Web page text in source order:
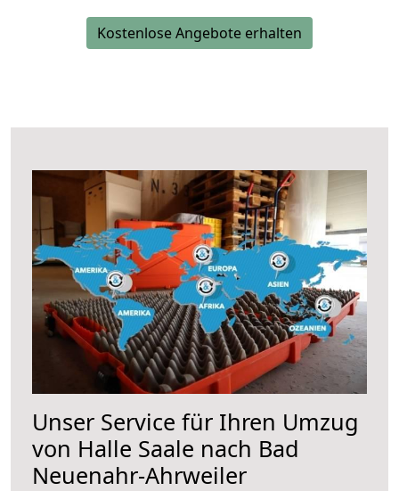
Kostenlose Angebote erhalten
Unser Service für Ihren Umzug
von Halle Saale nach Bad
Neuenahr-Ahrweiler